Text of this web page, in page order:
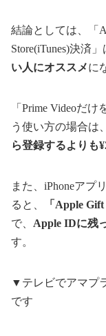
結論としては、「
Store(iTunes)決済」
い人にオススメに
「Prime Videoだ
う使い方の場合は、
ら登録するよりも
また、iPhoneアプ
ると、
「Apple
で、 Apple IDに残
す。
▼テレビでアマプ
です